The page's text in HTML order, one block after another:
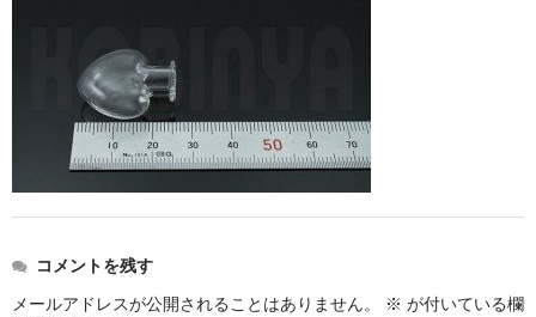
コルク栓
セット
コメントを残す
メールアドレスが公開されることはありません。
※ が付いている欄